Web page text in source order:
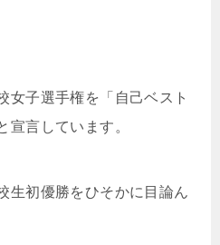
女子選手権を「自己ベスト
宣言しています。
生初優勝をひそかに目論ん